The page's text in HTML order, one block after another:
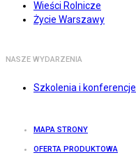
Wieści Rolnicze
Życie Warszawy
NASZE WYDARZENIA
Szkolenia i konferencje
MAPA STRONY
OFERTA PRODUKTOWA